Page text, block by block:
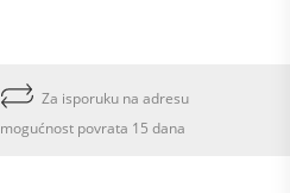
Za isporuku na adresu
mogućnost povrata 15 dana